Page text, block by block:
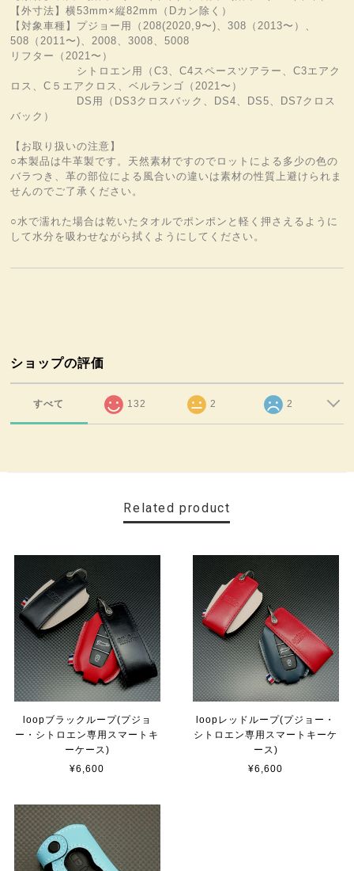
【外寸法】横53mm×縦82mm（Dカン除く）
【対象車種】プジョー用（208(2020,9〜)、308（2013〜）、
508（2011〜)、2008、3008、5008
リフター（2021〜）
シトロエン用（C3、C4スペースツアラー、C3エアク
ロス、C５エアクロス、ベルランゴ（2021〜）
DS用（DS3クロスバック、DS4、DS5、DS7クロス
バック）
【お取り扱いの注意】
○本製品は牛革製です。天然素材ですのでロットによる多少の色の
バラつき、革の部位による風合いの違いは素材の性質上避けられま
せんのでご了承ください。
○水で濡れた場合は乾いたタオルでポンポンと軽く押さえるように
して水分を吸わせながら拭くようにしてください。
ショップの評価
すべて 132 2 2
Related product
loopブラックループ(プジョ
ー・シトロエン専用スマートキ
ーケース)
¥6,600
loopレッドループ(プジョー・
シトロエン専用スマートキーケ
ース)
¥6,600